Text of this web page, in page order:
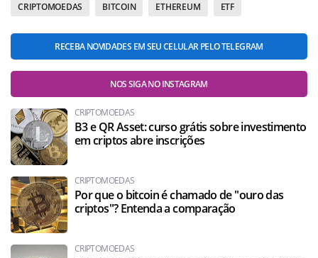
CRIPTOMOEDAS BITCOIN ETHEREUM ETF
RECEBA NOVIDADES EM SEU CELULAR PELO TELEGRAM
NOS SIGA NO INSTAGRAM
CRIPTOMOEDAS
B3 e QR Asset: curso grátis sobre investimento
em criptos abre inscrições
CRIPTOMOEDAS
Por que o bitcoin é chamado de "ouro das
criptos"? Entenda a comparação
CRIPTOMOEDAS